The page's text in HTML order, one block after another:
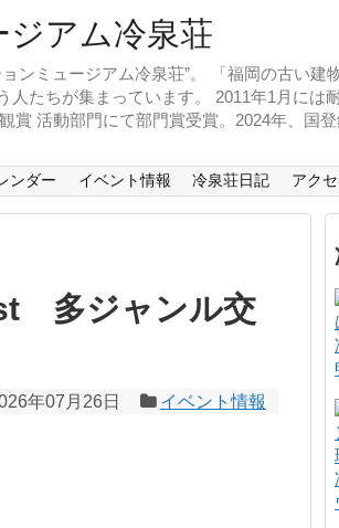
ンミュージアム冷泉荘”。 「福岡の古い建
たちが集まっています。 2011年1月には
賞 活動部門にて部門賞受賞。2024年、国
ンダー イベント情報 冷泉荘日記 アク
多ジャンル交
年07月26日 イベント情報